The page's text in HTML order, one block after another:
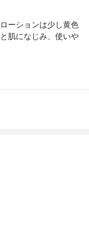
、ペンチレングリ
ノール
ーションは少し黄色
肌になじみ、使いや